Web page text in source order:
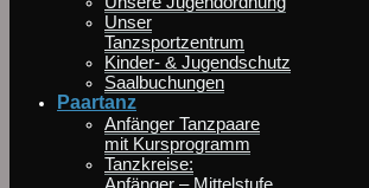
Unser
Tanzsportzentrum
Kinder- & Jugendschutz
Saalbuchungen
Paartanz
Anfänger Tanzpaare
mit Kursprogramm
Tanzkreise: